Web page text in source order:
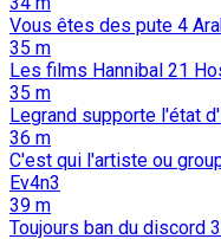
Vous êtes des pute 4
35 m
Les films Hannibal 21
35 m
Legrand supporte l'état
36 m
C'est qui l'artiste ou
Ev4n3
39 m
Toujours ban du discord